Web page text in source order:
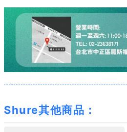
Shure其他商品：